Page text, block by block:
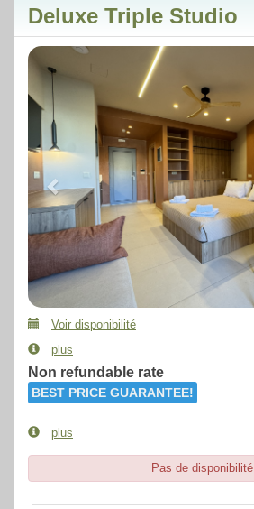
Deluxe Triple Studio
Previous
Voir disponibilité
plus
Non refundable rate
BEST PRICE GUARANTEE!
plus
Pas de disponibilité